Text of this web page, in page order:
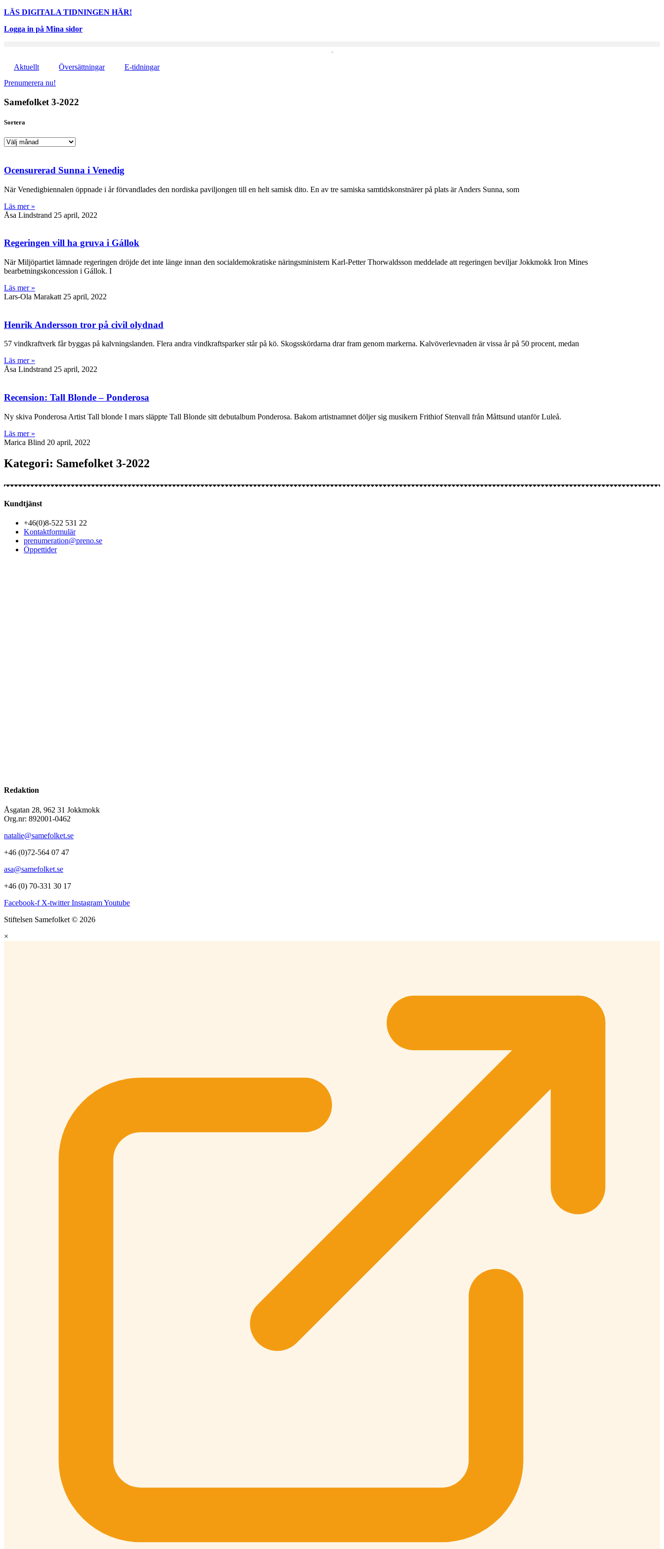
LÄS DIGITALA TIDNINGEN HÄR!
Logga in på Mina sidor
Aktuellt Översättningar
E-tidningar
Prenumerera nu!
Samefolket 3-2022
Sortera
Sortera
Ocensurerad Sunna i Venedig
När Venedigbiennalen öppnade i år förvandlades den nordiska paviljongen till en helt samisk dito. En av tre samiska samtidskonstnärer på plats är Anders Sunna, som
Läs mer »
Åsa Lindstrand 25 april, 2022
Regeringen vill ha gruva i Gállok
När Miljöpartiet lämnade regeringen dröjde det inte länge innan den socialdemokratiske näringsministern Karl-Petter Thorwaldsson meddelade att regeringen beviljar Jokkmokk Iron Mines
bearbetningskoncession i Gállok. I
Läs mer »
Lars-Ola Marakatt 25 april, 2022
Henrik Andersson tror på civil olydnad
57 vindkraftverk får byggas på kalvningslanden. Flera andra vindkraftsparker står på kö. Skogsskördarna drar fram genom markerna. Kalvöverlevnaden är vissa år på 50 procent, medan
Läs mer »
Åsa Lindstrand 25 april, 2022
Recension: Tall Blonde – Ponderosa
Ny skiva Ponderosa Artist Tall blonde I mars släppte Tall Blonde sitt debutalbum Ponderosa. Bakom artistnamnet döljer sig musikern Frithiof Stenvall från Måttsund utanför Luleå.
Läs mer »
Marica Blind 20 april, 2022
Kategori: Samefolket 3-2022
Kundtjänst
+46(0)8-522 531 22
Kontaktformulär
prenumeration@preno.se
Öppettider
Redaktion
Åsgatan 28, 962 31 Jokkmokk
Org.nr: 892001-0462
natalie@samefolket.se
+46 (0)72-564 07 47
asa@samefolket.se
+46 (0) 70-331 30 17
Facebook-f X-twitter InstagramYoutube
Stiftelsen Samefolket © 2026
×